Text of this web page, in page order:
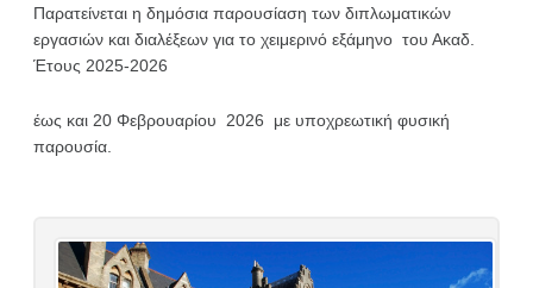
Παρατείνεται η δημόσια παρουσίαση των διπλωματικών
εργασιών και διαλέξεων για το χειμερινό εξάμηνο του Ακαδ.
Έτους 2025-2026
έως και 20 Φεβρουαρίου 2026 με υποχρεωτική φυσική
παρουσία.